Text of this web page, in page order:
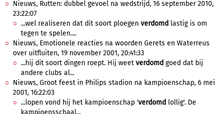
Nieuws, Rutten: dubbel gevoel na wedstrijd, 16 september 2010,
23:22:07
...wel realiseren dat dit soort ploegen verdomd lastig is om
tegen te spelen....
Nieuws, Emotionele reacties na woorden Gerets en Waterreus
over uitfluiten, 19 november 2001, 20:41:33
...hij dit soort dingen roept. Hij weet verdomd goed dat bij
andere clubs al...
Nieuws, Groot feest in Philips stadion na kampioenschap, 6 mei
2001, 16:22:03
...lopen vond hij het kampioenschap 'verdomd lollig'. De
kampioensschaal...